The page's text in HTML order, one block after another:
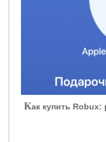
«БАНК ГЛОБЭКС»
«СОВКОМБАНК»
Как купить